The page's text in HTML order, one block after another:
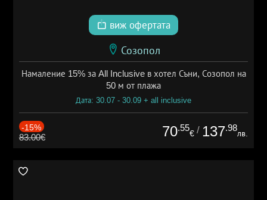
виж офертата
Созопол
Намаление 15% за All Inclusive в хотел Съни, Созопол на
50 м от плажа
Дата: 30.07 - 30.09 + all inclusive
-15%
83.00€ 70.55
€ / 137.98
лв.